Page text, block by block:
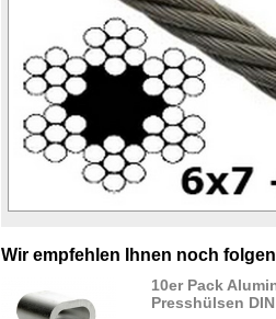
Wir empfehlen Ihnen noch
10er Pack
Presshülsen